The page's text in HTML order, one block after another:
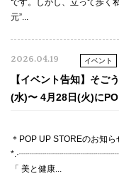
です。しかし、立って歩く
元”...
2026.04.19 イベント
【イベント告知】そご
(水)〜 4月28日(火)に
＊POP UP STOREのお知ら
*.·┈┈┈┈┈┈┈┈┈┈┈┈
「 美と健康...